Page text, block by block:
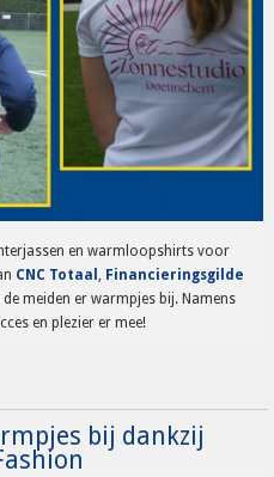
en warmloopshirts voor
CNC Totaal, Financieringsgilde
de meiden er warmpjes bij. Namens
en plezier er mee!
bij dankzij